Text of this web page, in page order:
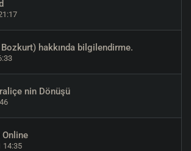
hakkında bilgilendirme.
nin Dönüşü
14:35